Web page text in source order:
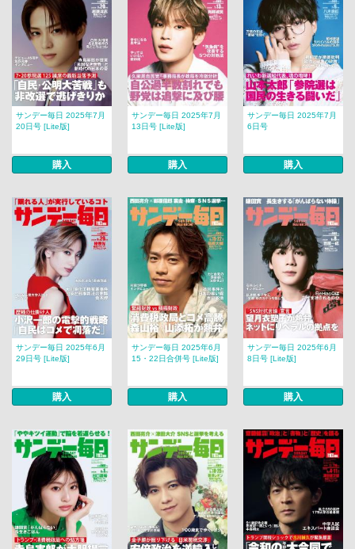
サンデー毎日 2025年7月
20日号 [Lite版]
購入
サンデー毎日 2025年7月
13日号 [Lite版]
購入
サンデー毎日 2025年7月
6日号
購入
サンデー毎日 2025年6月
29日号 [Lite版]
購入
サンデー毎日 2025年6月
15・22日合併号 [Lite版]
購入
サンデー毎日 2025年6月
8日号 [Lite版]
購入